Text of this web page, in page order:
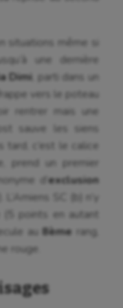
situations même si
une dernière
Dimi , parti dans un
vers le poteau
rentrer mais une
sauve les siens
tard, c’est le calice
prend un premier
d’exclusion
SC (b) n’y
points en autant
au8ème rang,
rouge.